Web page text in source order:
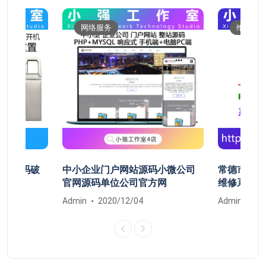
密码破
网络服务
中小企业门户网站源码小微公司
官网源码单位公司官方网
Admin 2020/12/04
维修服
常德市鼎
维修系统
Admin